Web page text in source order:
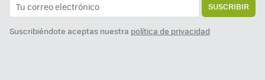
SUSCRIBIR
Suscribiéndote aceptas nuestra política de privacidad